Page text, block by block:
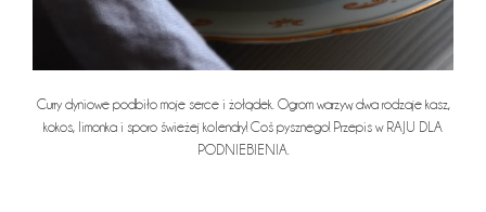
Curry dyniowe podbiło moje serce i żołądek. Ogrom warzyw, dwa rodzaje kasz,
kokos, limonka i sporo świeżej kolendry! Coś pysznego! Przepis w RAJU DLA
PODNIEBIENIA